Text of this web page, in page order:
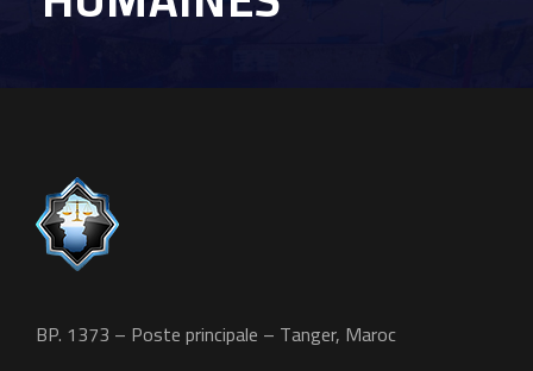
BP. 1373 – Poste principale – Tanger, Maroc